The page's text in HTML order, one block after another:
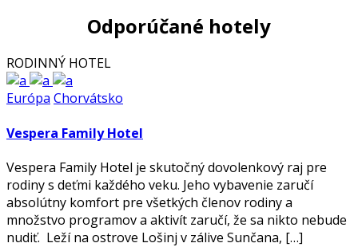
Odporúčané hotely
RODINNÝ HOTEL
Európa Chorvátsko
Vespera Family Hotel
Vespera Family Hotel je skutočný dovolenkový raj pre
rodiny s deťmi každého veku. Jeho vybavenie zaručí
absolútny komfort pre všetkých členov rodiny a
množstvo programov a aktivít zaručí, že sa nikto nebude
nudiť. Leží na ostrove Lošinj v zálive Sunčana, […]